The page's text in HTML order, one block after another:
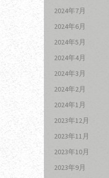
2024年7月
2024年6月
2024年5月
2024年4月
2024年3月
2024年2月
2024年1月
2023年12月
2023年11月
2023年10月
2023年9月